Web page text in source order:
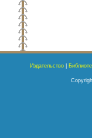
Издательство|